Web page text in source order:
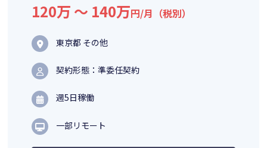
120万 〜 140万円/月（税別）
東京都 その他
契約形態：準委任契約
週5日稼働
一部リモート